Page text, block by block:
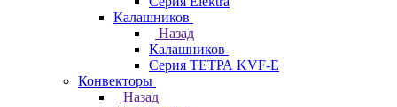
Калашников
Назад
Калашников
Серия ТЕТРА KVF-E
Конвекторы
Назад